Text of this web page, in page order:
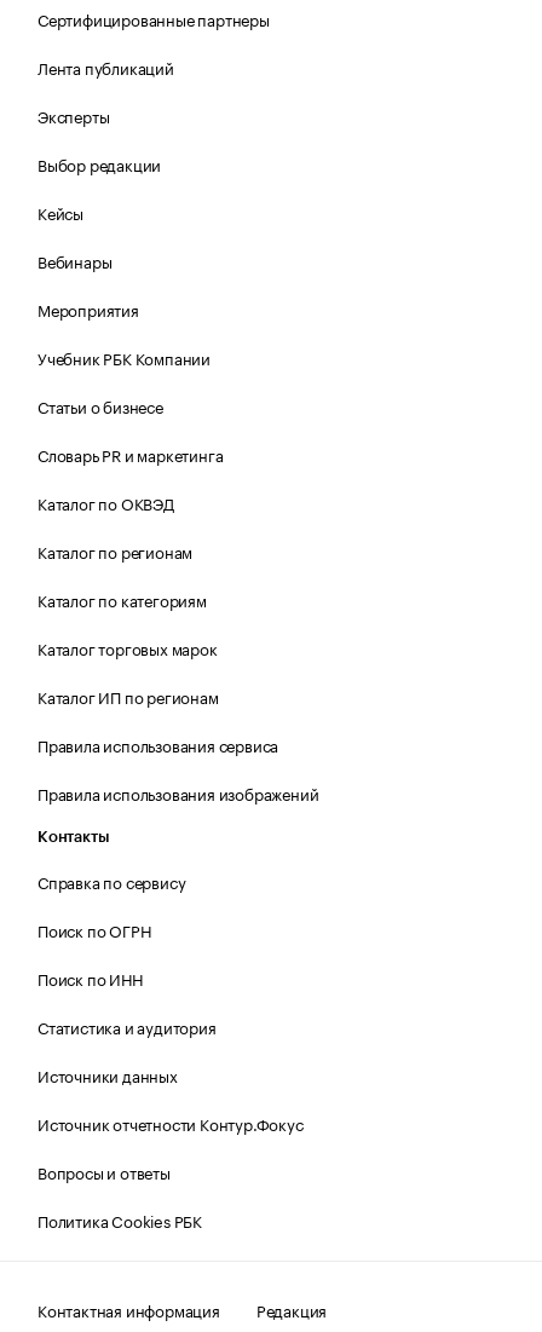
Сертифицированные партнеры
Лента публикаций
Эксперты
Выбор редакции
Кейсы
Вебинары
Мероприятия
Учебник РБК Компании
Статьи о бизнесе
Словарь PR и маркетинга
Каталог по ОКВЭД
Каталог по регионам
Каталог по категориям
Каталог торговых марок
Каталог ИП по регионам
Правила использования сервиса
Правила использования изображений
Контакты
Справка по сервису
Поиск по ОГРН
Поиск по ИНН
Статистика и аудитория
Источники данных
Источник отчетности Контур.Фокус
Вопросы и ответы
Политика Cookies РБК
Контактная информация Редакция